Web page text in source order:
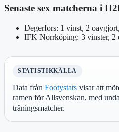
Senaste sex matcherna i
Degerfors: 1 vinst, 2
IFK Norrköping: 3 vinster, 2
STATISTIKKÄLLA
Data från Footystats visar att
ramen för Allsvenskan, med
träningsmatcher.